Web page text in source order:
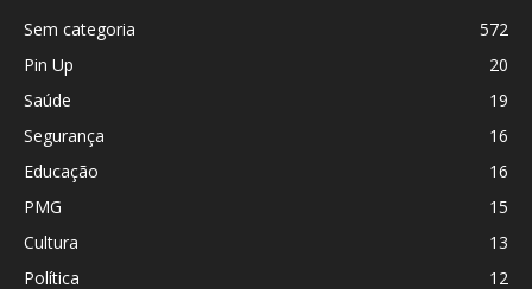
Sem categoria
572
Pin Up
20
Saúde
19
Segurança
16
Educação
16
PMG
15
Cultura
13
Política
12